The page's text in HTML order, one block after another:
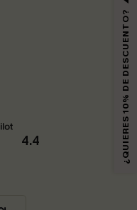
4.4 ¿QUIERES 10% DE DESCUENTO?